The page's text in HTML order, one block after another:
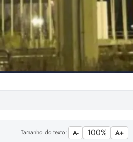
Tamanho do texto: A- 100% A+